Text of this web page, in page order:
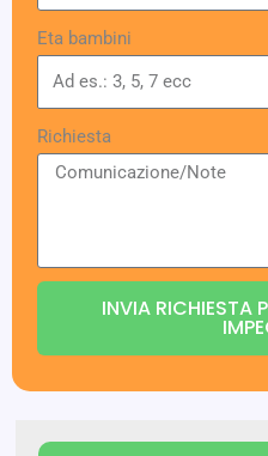
Eta bambini
Richiesta
INVIA RICHIESTA